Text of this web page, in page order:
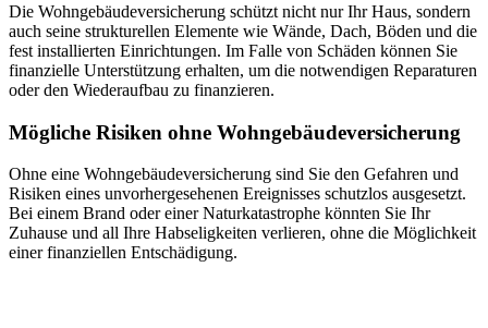
Die Wohngebäudeversicherung schützt nicht nur Ihr Haus, sondern
auch seine strukturellen Elemente wie Wände, Dach, Böden und die
fest installierten Einrichtungen. Im Falle von Schäden können Sie
finanzielle Unterstützung erhalten, um die notwendigen Reparaturen
oder den Wiederaufbau zu finanzieren.
Mögliche Risiken ohne Wohngebäudeversicherung
Ohne eine Wohngebäudeversicherung sind Sie den Gefahren und
Risiken eines unvorhergesehenen Ereignisses schutzlos ausgesetzt.
Bei einem Brand oder einer Naturkatastrophe könnten Sie Ihr
Zuhause und all Ihre Habseligkeiten verlieren, ohne die Möglichkeit
einer finanziellen Entschädigung.